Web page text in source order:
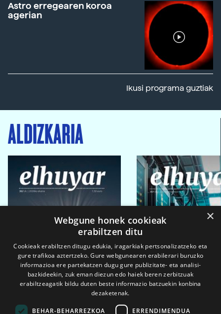
Astro erregearen koroa
agerian
Ikusi programa guztiak
ALDIZKARIA
×
Webgune honek cookieak
erabiltzen ditu
Cookieak erabiltzen ditugu edukia, iragarkiak pertsonalizatzeko eta
gure trafikoa aztertzeko. Gure webgunearen erabilerari buruzko
informazioa ere partekatzen dugu gure publizitate- eta analisi-
bazkideekin, zuk eman diezun edo haiek beren zerbitzuak
erabiltzeagatik bildu duten beste informazio batzuekin konbina
dezaketenak.
BEHAR-BEHARREZKOA ERRENDIMENDUA